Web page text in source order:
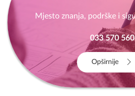
Mjesto znanja, podrške i
033 570 560
Opširnije